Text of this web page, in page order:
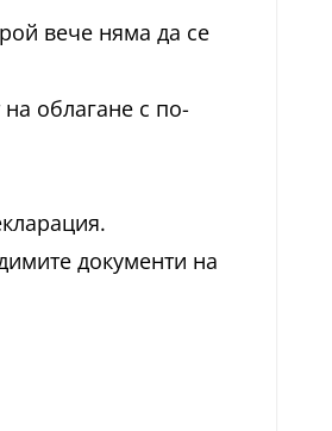
вече няма да се
облагане с по-
документи на